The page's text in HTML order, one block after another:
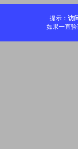
提示： 访
如果一直验